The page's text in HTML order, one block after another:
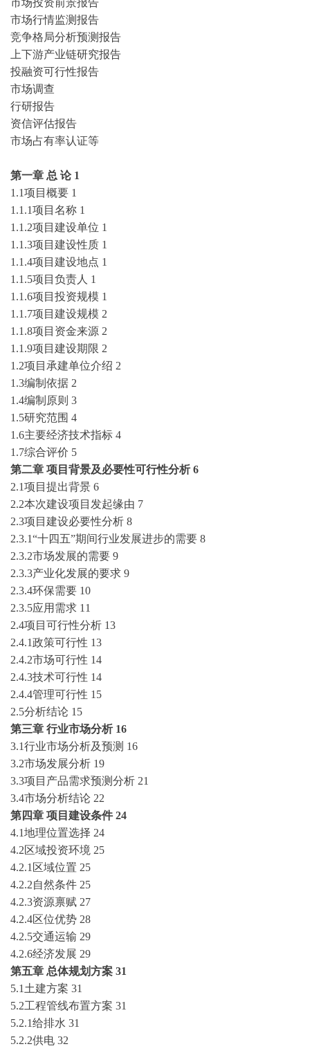
市场投资前景报告
市场行情监测报告
竞争格局分析预测报告
上下游产业链研究报告
投融资可行性报告
市场调查
行研报告
资信评估报告
市场占有率认证等
第一章 总 论 1
1.1项目概要 1
1.1.1项目名称 1
1.1.2项目建设单位 1
1.1.3项目建设性质 1
1.1.4项目建设地点 1
1.1.5项目负责人 1
1.1.6项目投资规模 1
1.1.7项目建设规模 2
1.1.8项目资金来源 2
1.1.9项目建设期限 2
1.2项目承建单位介绍 2
1.3编制依据 2
1.4编制原则 3
1.5研究范围 4
1.6主要经济技术指标 4
1.7综合评价 5
第二章 项目背景及必要性可行性分析 6
2.1项目提出背景 6
2.2本次建设项目发起缘由 7
2.3项目建设必要性分析 8
2.3.1“十四五”期间行业发展进步的需要 8
2.3.2市场发展的需要 9
2.3.3产业化发展的要求 9
2.3.4环保需要 10
2.3.5应用需求 11
2.4项目可行性分析 13
2.4.1政策可行性 13
2.4.2市场可行性 14
2.4.3技术可行性 14
2.4.4管理可行性 15
2.5分析结论 15
第三章 行业市场分析 16
3.1行业市场分析及预测 16
3.2市场发展分析 19
3.3项目产品需求预测分析 21
3.4市场分析结论 22
第四章 项目建设条件 24
4.1地理位置选择 24
4.2区域投资环境 25
4.2.1区域位置 25
4.2.2自然条件 25
4.2.3资源禀赋 27
4.2.4区位优势 28
4.2.5交通运输 29
4.2.6经济发展 29
第五章 总体规划方案 31
5.1土建方案 31
5.2工程管线布置方案 31
5.2.1给排水 31
5.2.2供电 32